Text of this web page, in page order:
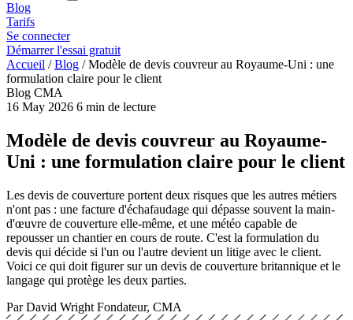
Blog‎
Tarifs
Se connecter
Démarrer l'essai gratuit
Accueil / Blog‎ / Modèle de devis couvreur au Royaume-Uni : une
formulation claire pour le client
Blog CMA
16 May 2026 6 min de lecture
Modèle de devis couvreur au Royaume-
Uni : une formulation claire pour le client
Les devis de couverture portent deux risques que les autres métiers
n'ont pas : une facture d'échafaudage qui dépasse souvent la main-
d'œuvre de couverture elle-même, et une météo capable de
repousser un chantier en cours de route. C'est la formulation du
devis qui décide si l'un ou l'autre devient un litige avec le client.
Voici ce qui doit figurer sur un devis de couverture britannique et le
langage qui protège les deux parties.
Par David Wright Fondateur, CMA